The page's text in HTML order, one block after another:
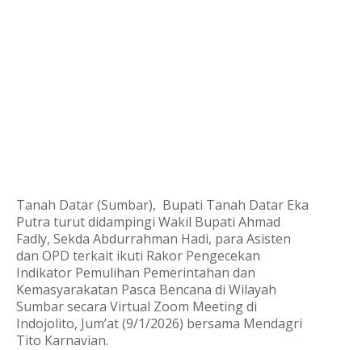
Tanah Datar (Sumbar), Bupati Tanah Datar Eka
Putra turut didampingi Wakil Bupati Ahmad
Fadly, Sekda Abdurrahman Hadi, para Asisten
dan OPD terkait ikuti Rakor Pengecekan
Indikator Pemulihan Pemerintahan dan
Kemasyarakatan Pasca Bencana di Wilayah
Sumbar secara Virtual Zoom Meeting di
Indojolito, Jum’at (9/1/2026) bersama Mendagri
Tito Karnavian.